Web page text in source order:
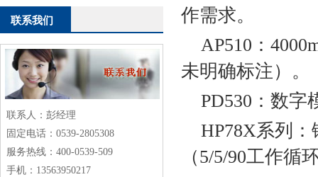
联系我们
联系人：彭经理
固定电话：0539-2805308
服务热线：400-0539-509
手机：13563950217
作需求‌。
AP510‌：
未明确标注）‌。
PD530‌：数字
HP78X系列‌
（5/5/90工作循